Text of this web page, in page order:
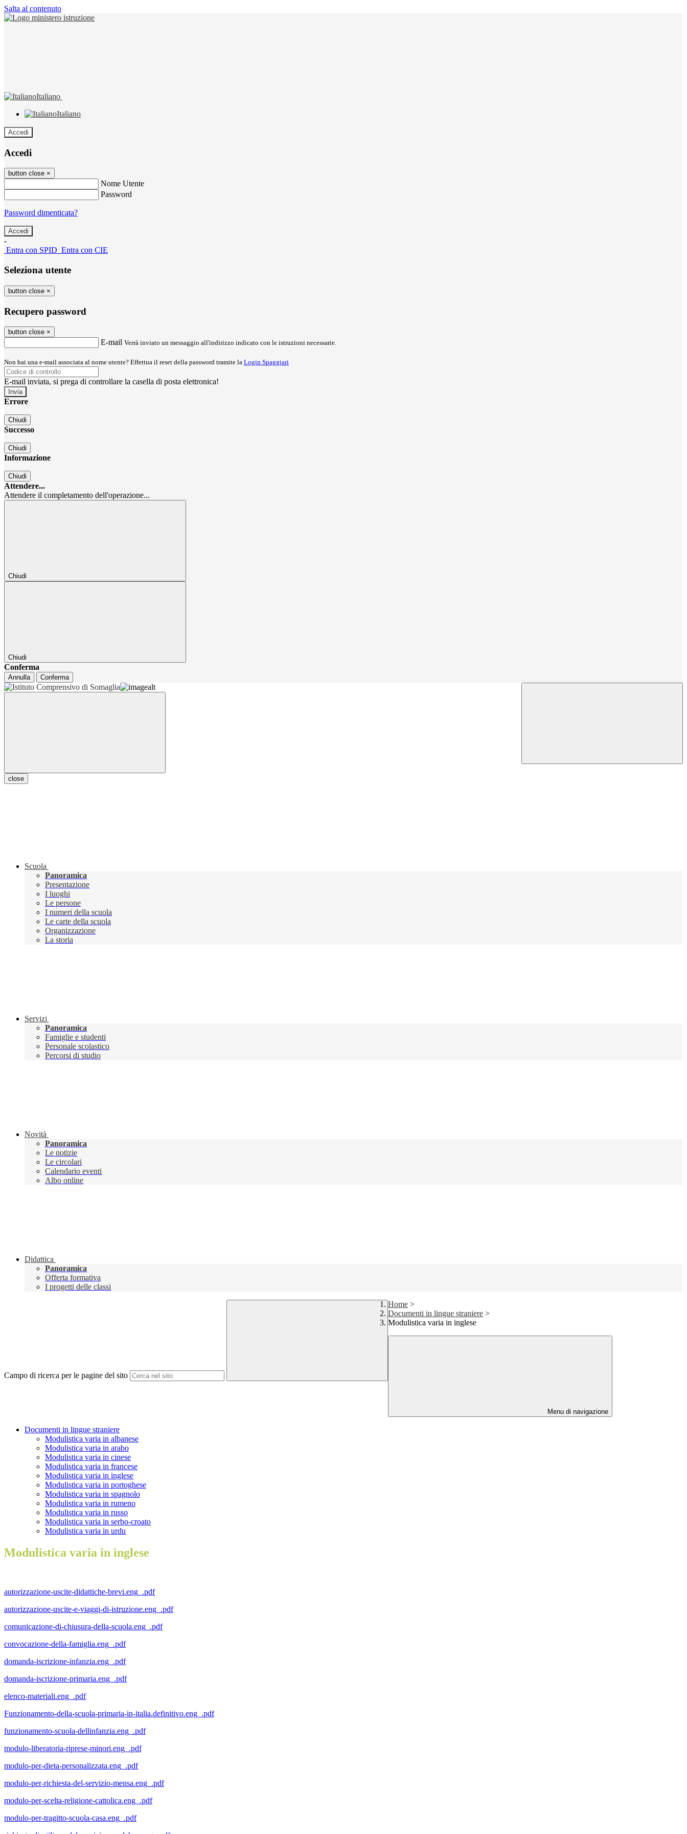
Salta al contenuto
Italiano
Italiano
Accedi
Accedi
button close ×
Nome Utente
Password
Password dimenticata?
-
Entra con SPID Entra con CIE
Seleziona utente
button close ×
Recupero password
button close ×
E-mail Verrà inviato un messaggio all'indirizzo indicato con le istruzioni necessarie.
Non hai una e-mail associata al nome utente? Effettua il reset della password tramite la Login Spaggiari
E-mail inviata, si prega di controllare la casella di posta elettronica!
Errore
Chiudi
Successo
Chiudi
Informazione
Chiudi
Attendere...
Attendere il completamento dell'operazione...
Chiudi
Chiudi
Conferma
Annulla Conferma
close
Scuola
Panoramica
Presentazione
I luoghi
Le persone
I numeri della scuola
Le carte della scuola
Organizzazione
La storia
Servizi
Panoramica
Famiglie e studenti
Personale scolastico
Percorsi di studio
Novità
Panoramica
Le notizie
Le circolari
Calendario eventi
Albo online
Didattica
Panoramica
Offerta formativa
I progetti delle classi
Campo di ricerca per le pagine del sito
Home >
Documenti in lingue straniere >
Modulistica varia in inglese
Menu di navigazione
Documenti in lingue straniere
Modulistica varia in albanese
Modulistica varia in arabo
Modulistica varia in cinese
Modulistica varia in francese
Modulistica varia in inglese
Modulistica varia in portoghese
Modulistica varia in spagnolo
Modulistica varia in rumeno
Modulistica varia in russo
Modulistica varia in serbo-croato
Modulistica varia in urdu
Modulistica varia in inglese
autorizzazione-uscite-didattiche-brevi.eng_.pdf
autorizzazione-uscite-e-viaggi-di-istruzione.eng_.pdf
comunicazione-di-chiusura-della-scuola.eng_.pdf
convocazione-della-famiglia.eng_.pdf
domanda-iscrizione-infanzia.eng_.pdf
domanda-iscrizione-primaria.eng_.pdf
elenco-materiali.eng_.pdf
Funzionamento-della-scuola-primaria-in-italia.definitivo.eng_.pdf
funzionamento-scuola-dellinfanzia.eng_.pdf
modulo-liberatoria-riprese-minori.eng_.pdf
modulo-per-dieta-personalizzata.eng_.pdf
modulo-per-richiesta-del-servizio-mensa.eng_.pdf
modulo-per-scelta-religione-cattolica.eng_.pdf
modulo-per-tragitto-scuola-casa.eng_.pdf